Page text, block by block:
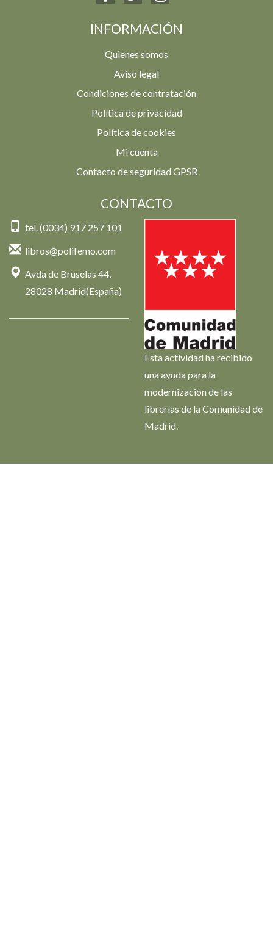
INFORMACIÓN
Quienes somos
Aviso legal
Condiciones de contratación
Política de privacidad
Política de cookies
Mi cuenta
Contacto de seguridad GPSR
CONTACTO
tel. (0034) 917 257 101
libros@polifemo.com
Avda de Bruselas 44,
28028 Madrid(España)
Esta actividad ha recibido
una ayuda para la
modernización de las
librerías de la Comunidad de
Madrid.